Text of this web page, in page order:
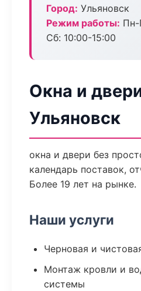
Город: Ульяновск
Режим работы: Пн-
Сб: 10:00-15:00
Окна и
Ульяновск
окна и двери без
календарь поставок,
Более 19 лет на рынке.
Наши услуги
Черновая и
Монтаж кровли и
системы